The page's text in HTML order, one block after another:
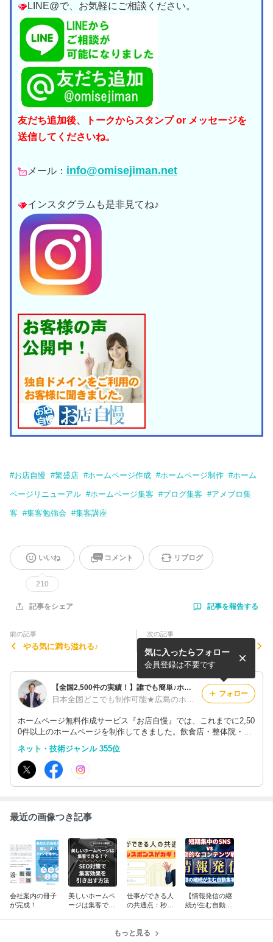
LINE@で、お気軽にご相談ください。
友だち追加後、トークからスタンプ or メッセージを
送信してくださいね。
メール： info@omisejiman.net
インスタグラムも是非見てね♪
#お店自慢 #繁盛店 #ホームページ作成 #ホームページ制作 #ホーム
ページリニューアル #ホームページ集客 #ブログ集客 #アメブロ集
客 #集客勉強会 #集客講座
いいね
210
コメント リブログ
記事をシェア 記事を報告する
前の記事
やる気に満ち溢れる♪
次の記事
【お客様の声】ホームページ
制作サービス『繁盛店.co
m』特典資料
【全国2,500件の実績！】誰でも簡単♪ホームページ制作サービス『お店自慢』
ホームページ無料作成サービス『お店自慢』では、これまでに2,50
0件以上のホームページを制作してきました。飲食店・整体院・音
楽教室・エステサロン・結婚相談所など、どんなジャンル・業種で
も無料でホームページが作成できます。格安・低料金のホームペー
ジ制作も可能！
気に入ったらフォロー
会員登録は不要です
フォロー
ネット・技術ジャンル 355位
最近の画像つき記事
会社案内の冊子
が完成！
美しいホームペ
ージは集客でき
仕事ができる人
の共通点：秒速
【情報発信の継
続が生む自動集
もっと見る